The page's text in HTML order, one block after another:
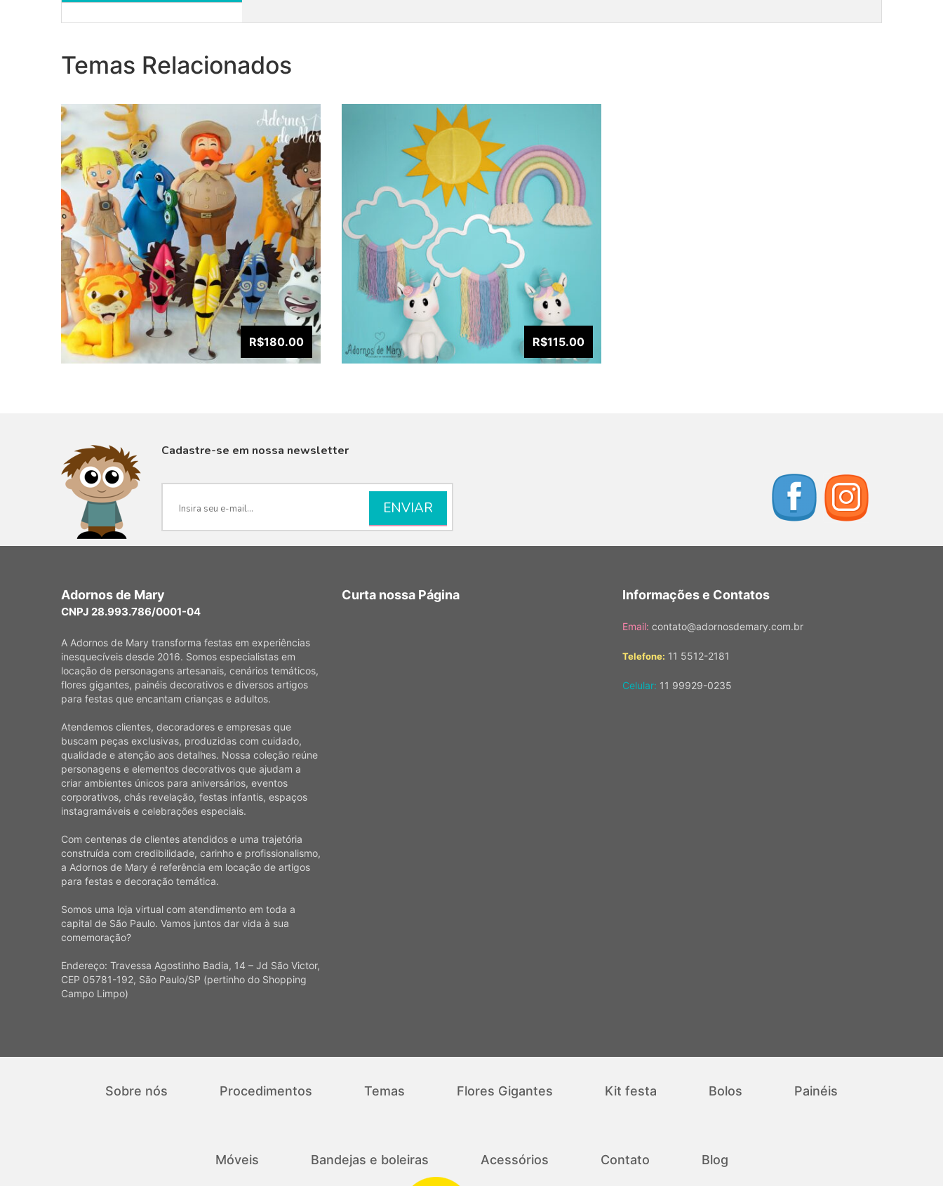
Temas Relacionados
R$180.00
VISUALIZAR
R$115.00
VISUALIZAR
Cadastre-se em nossa newsletter
Adornos de Mary
CNPJ 28.993.786/0001-04
A Adornos de Mary transforma festas em experiências
inesquecíveis desde 2016. Somos especialistas em
locação de personagens artesanais, cenários temáticos,
flores gigantes, painéis decorativos e diversos artigos
para festas que encantam crianças e adultos.
Atendemos clientes, decoradores e empresas que
buscam peças exclusivas, produzidas com cuidado,
qualidade e atenção aos detalhes. Nossa coleção reúne
personagens e elementos decorativos que ajudam a
criar ambientes únicos para aniversários, eventos
corporativos, chás revelação, festas infantis, espaços
instagramáveis e celebrações especiais.
Com centenas de clientes atendidos e uma trajetória
construída com credibilidade, carinho e profissionalismo,
a Adornos de Mary é referência em locação de artigos
para festas e decoração temática.
Somos uma loja virtual com atendimento em toda a
capital de São Paulo. Vamos juntos dar vida à sua
comemoração?
Endereço: Travessa Agostinho Badia, 14 – Jd São Victor,
CEP 05781-192, São Paulo/SP (pertinho do Shopping
Campo Limpo)
Curta nossa Página Informações e Contatos
Email: contato@adornosdemary.com.br
Telefone: 11 5512-2181
Celular: 11 99929-0235
Sobre nós Procedimentos Temas Flores Gigantes Kit festa Bolos Painéis
Móveis Bandejas e boleiras Acessórios Contato Blog